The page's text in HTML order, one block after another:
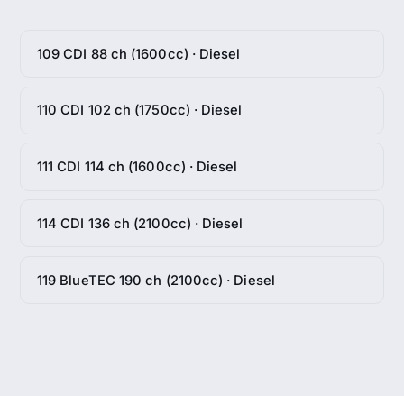
109 CDI 88 ch (1600cc) · Diesel
110 CDI 102 ch (1750cc) · Diesel
111 CDI 114 ch (1600cc) · Diesel
114 CDI 136 ch (2100cc) · Diesel
119 BlueTEC 190 ch (2100cc) · Diesel